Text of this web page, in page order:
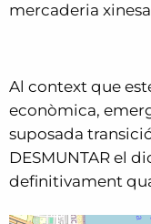
mercaderia xinesa
Al context que
econòmica,
suposada
DESMUNTAR el
definitivament